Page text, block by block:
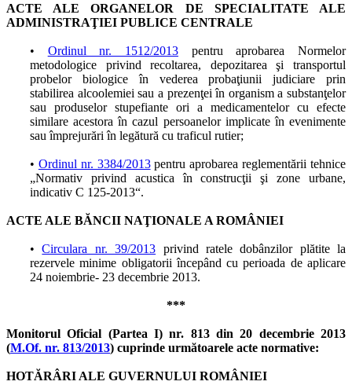
ACTE ALE ORGANELOR DE SPECIALITATE ALE
ADMINISTRAŢIEI PUBLICE CENTRALE
• Ordinul nr. 1512/2013 pentru aprobarea Normelor
metodologice privind recoltarea, depozitarea şi transportul
probelor biologice în vederea probaţiunii judiciare prin
stabilirea alcoolemiei sau a prezenţei în organism a substanţelor
sau produselor stupefiante ori a medicamentelor cu efecte
similare acestora în cazul persoanelor implicate în evenimente
sau împrejurări în legătură cu traficul rutier;
• Ordinul nr. 3384/2013pentru aprobarea reglementării tehnice
„Normativ privind acustica în construcţii şi zone urbane,
indicativ C 125-2013“.
ACTE ALE BĂNCII NAŢIONALE A ROMÂNIEI
•Circulara nr. 39/2013 privind ratele dobânzilor plătite la
rezervele minime obligatorii începând cu perioada de aplicare
24 noiembrie- 23 decembrie 2013.
***
Monitorul Oficial (Partea I) nr. 813 din 20 decembrie 2013
(M.Of. nr. 813/2013) cuprinde următoarele acte normative:
HOTĂRÂRI ALE GUVERNULUI ROMÂNIEI